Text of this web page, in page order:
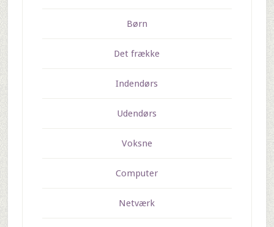
Børn
Det frække
Indendørs
Udendørs
Voksne
Computer
Netværk